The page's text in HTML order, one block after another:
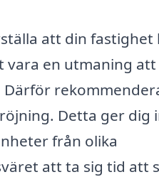
att din fastighet
vara en utmaning
Detta ger dig
från olika
att ta sig tid att